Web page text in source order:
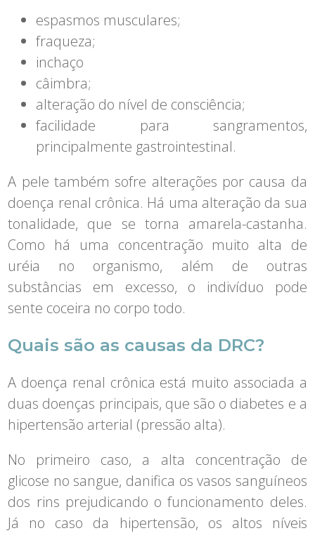
espasmos musculares;
fraqueza;
inchaço
câimbra;
alteração do nível de consciência;
facilidade para sangramentos,
principalmente gastrointestinal.
A pele também sofre alterações por causa da
doença renal crônica. Há uma alteração da sua
tonalidade, que se torna amarela-castanha.
Como há uma concentração muito alta de
uréia no organismo, além de outras
substâncias em excesso, o indivíduo pode
sente coceira no corpo todo.
Quais são as causas da DRC?
A doença renal crônica está muito associada a
duas doenças principais, que são o diabetes e a
hipertensão arterial (pressão alta).
No primeiro caso, a alta concentração de
glicose no sangue, danifica os vasos sanguíneos
dos rins prejudicando o funcionamento deles.
Já no caso da hipertensão, os altos níveis